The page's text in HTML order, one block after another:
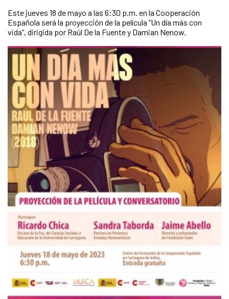
Este jueves 18 de mayo a las 6:30 p.m. en la Cooperación
Española será la proyección de la película “Un día más con
vida”, dirigida por Raúl De la Fuente y Damian Nenow.